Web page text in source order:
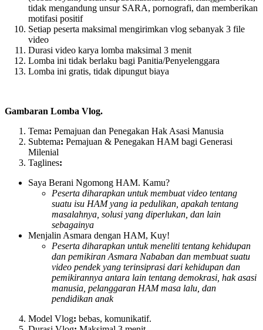
tidak mengandung unsur SARA, pornografi, dan memberikan
motifasi positif
Setiap peserta maksimal mengirimkan vlog sebanyak 3 file
video
Durasi video karya lomba maksimal 3 menit
Lomba ini tidak berlaku bagi Panitia/Penyelenggara
Lomba ini gratis, tidak dipungut biaya
Gambaran Lomba Vlog.
Tema: Pemajuan dan Penegakan Hak Asasi Manusia
Subtema: Pemajuan & Penegakan HAM bagi Generasi
Milenial
Taglines:
Saya Berani Ngomong HAM. Kamu?
Peserta diharapkan untuk membuat video tentang
suatu isu HAM yang ia pedulikan, apakah tentang
masalahnya, solusi yang diperlukan, dan lain
sebagainya
Menjalin Asmara dengan HAM, Kuy!
Peserta diharapkan untuk meneliti tentang kehidupan
dan pemikiran Asmara Nababan dan membuat suatu
video pendek yang terinsiprasi dari kehidupan dan
pemikirannya antara lain tentang demokrasi, hak asasi
manusia, pelanggaran HAM masa lalu, dan
pendidikan anak
Model Vlog: bebas, komunikatif.